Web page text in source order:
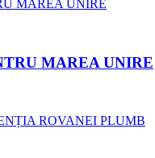
MAREA UNIRE